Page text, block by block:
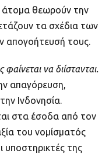
άτομα θεωρούν την
τα σχέδια των
απογοήτευσή τους.
φαίνεται να διίστανται.
απαγόρευση,
Ινδονησία.
στα έσοδα από τον
του νομίσματός
υποστηρικτές της